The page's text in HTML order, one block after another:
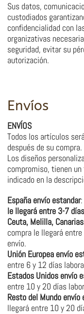
Sus datos,
custodiados
confidencialidad con
organizativas
seguridad, evitar su
autorización.
Envíos
ENVÍOS
Todos los artículos
después de su compra.
Los diseños
compromiso, tienen
indicado en la
España envío estandar
le llegará entre 3-7
Ceuta, Melilla,
compra le llegará
envío.
Unión Europea envío
entre 6 y 12 días
Estados Unidos envío
entre 10 y 20 días
Resto del Mundo envío
llegará entre 10 y 20